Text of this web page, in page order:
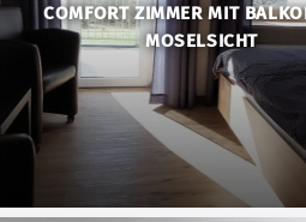
COMFORT ZIMMER MIT
MOSELSICHT